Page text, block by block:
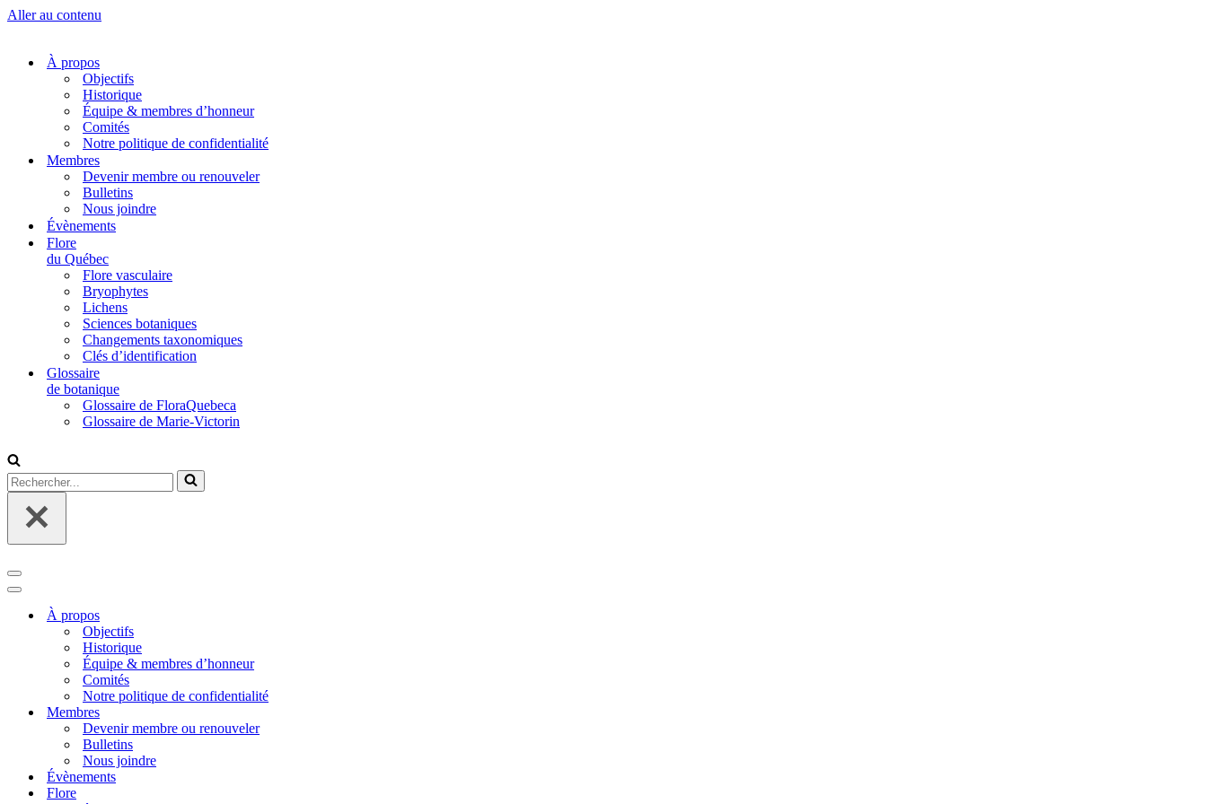
Aller au contenu
À propos
Objectifs
Historique
Équipe & membres d’honneur
Comités
Notre politique de confidentialité
Membres
Devenir membre ou renouveler
Bulletins
Nous joindre
Évènements
Flore
du Québec
Flore vasculaire
Bryophytes
Lichens
Sciences botaniques
Changements taxonomiques
Clés d’identification
Glossaire
de botanique
Glossaire de FloraQuebeca
Glossaire de Marie-Victorin
Rechercher...
Menu
de
navigation
Menu
navigationÀ propos
Objectifs
Historique
Équipe & membres d’honneur
Comités
Notre politique de confidentialité
Membres
Devenir membre ou renouveler
Bulletins
Nous joindre
Évènements
Flore